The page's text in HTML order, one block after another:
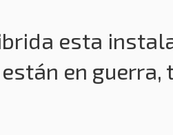
esta
en guerra,